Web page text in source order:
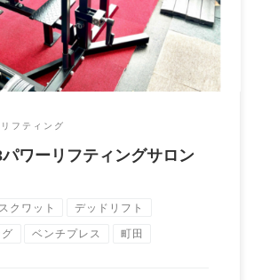
フティング
パワーリフティングサロン
スクワット デッドリフト
ベンチプレス 町田